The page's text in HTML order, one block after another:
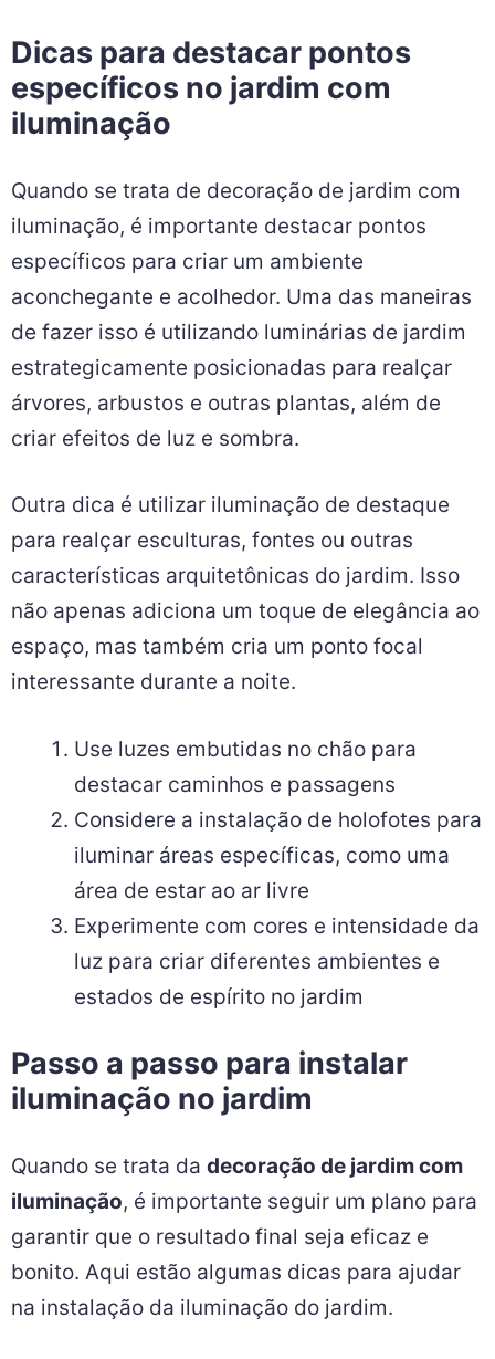
Dicas para destacar pontos
específicos no jardim com
iluminação
Quando se trata de decoração de jardim com
iluminação, é importante destacar pontos
específicos para criar um ambiente
aconchegante e acolhedor. Uma das maneiras
de fazer isso é utilizando luminárias de jardim
estrategicamente posicionadas para realçar
árvores, arbustos e outras plantas, além de
criar efeitos de luz e sombra.
Outra dica é utilizar iluminação de destaque
para realçar esculturas, fontes ou outras
características arquitetônicas do jardim. Isso
não apenas adiciona um toque de elegância ao
espaço, mas também cria um ponto focal
interessante durante a noite.
Use luzes embutidas no chão para
destacar caminhos e passagens
Considere a instalação de holofotes para
iluminar áreas específicas, como uma
área de estar ao ar livre
Experimente com cores e intensidade da
luz para criar diferentes ambientes e
estados de espírito no jardim
Passo a passo para instalar
iluminação no jardim
Quando se trata da decoração de jardim com
iluminação, é importante seguir um plano para
garantir que o resultado final seja eficaz e
bonito. Aqui estão algumas dicas para ajudar
na instalação da iluminação do jardim.